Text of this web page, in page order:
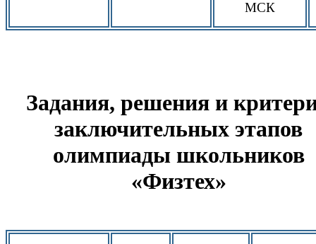
МСК
Задания, решения и
заключительных этапов
олимпиады школьников
«Физтех»